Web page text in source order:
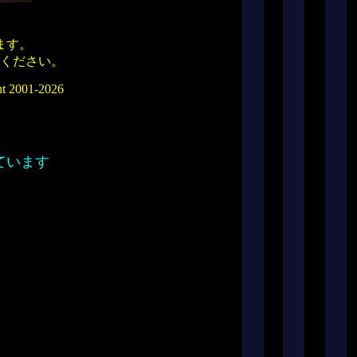
。
ださい。
2001-2026
います